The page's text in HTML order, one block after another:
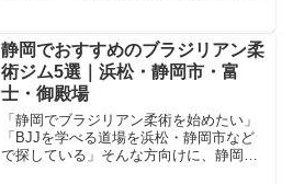
目44 豊田ビル2階営業時間・定休日平
日・土日 ...
静岡でおすすめのブラジリアン柔
術ジム5選｜浜松・静岡市・富
士・御殿場
「静岡でブラジリアン柔術を始めたい」
「BJJを学べる道場を浜松・静岡市など
で探している」そんな方向けに、静岡県